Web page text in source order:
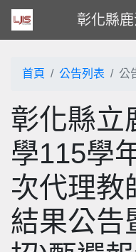
彰化縣
首頁 公告列表 公
彰化縣立
學115學
次代理教
結果公告